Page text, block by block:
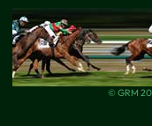
© GRM